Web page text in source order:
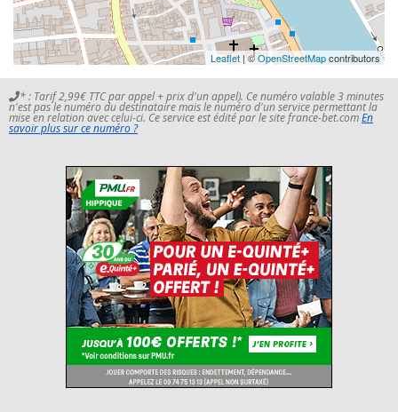
Leaflet| ©OpenStreetMapcontributors
* : Tarif 2,99€ TTC par appel + prix d'un appel). Ce numéro valable 3 minutes
n'est pas le numéro du destinataire mais le numéro d'un service permettant la
mise en relation avec celui-ci. Ce service est édité par le site france-bet.comEn
savoir plus sur ce numéro ?